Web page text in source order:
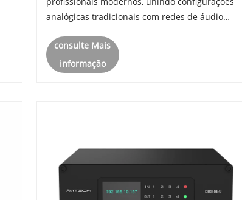
analógicas tradicionais com redes de áudio
fornece um guia completo para entender como
funciona, por que é importante e como resol......
consulte Mais
informação